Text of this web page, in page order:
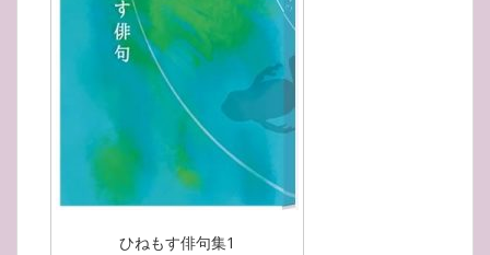
ひねもす俳句集1